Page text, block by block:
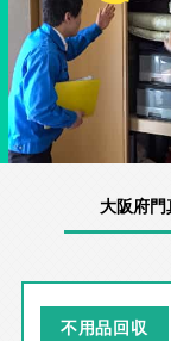
大阪府
不用品回収